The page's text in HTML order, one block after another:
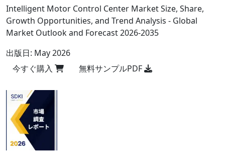
Intelligent Motor Control Center Market Size, Share,
Growth Opportunities, and Trend Analysis - Global
Market Outlook and Forecast 2026-2035
出版日: May 2026
今すぐ購入
無料サンプルPDF